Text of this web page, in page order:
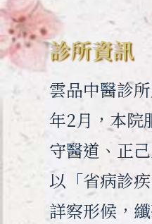
診所資訊
雲品中醫診
年2月，本院
守醫道、正
以「省病診
詳察形候，